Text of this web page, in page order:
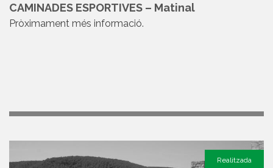
CAMINADES ESPORTIVES – Matinal
Pròximament més informació.
Realitzada